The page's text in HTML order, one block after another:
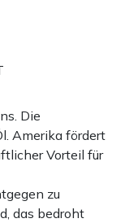
Die
Amerika fördert
Vorteil für
zu
das bedroht